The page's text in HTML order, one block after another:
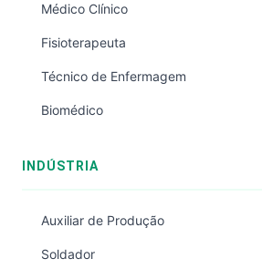
Médico Clínico
Fisioterapeuta
Técnico de Enfermagem
Biomédico
INDÚSTRIA
Auxiliar de Produção
Soldador